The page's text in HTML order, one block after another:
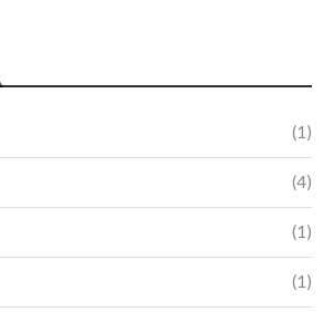
(1)
(4)
(1)
(1)